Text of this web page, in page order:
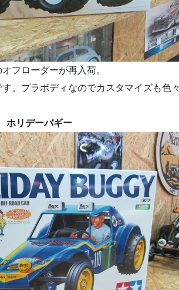
フローダーが再入荷。
。プラボディなのでカスタマイズも色
リデーバギー